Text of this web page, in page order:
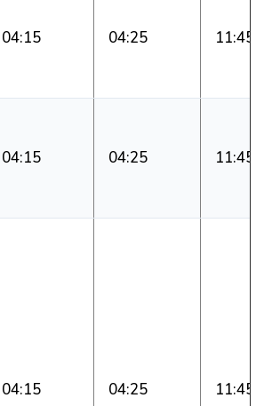
04:15 04:25 11:45
04:15 04:25 11:45
04:15 04:25 11:45